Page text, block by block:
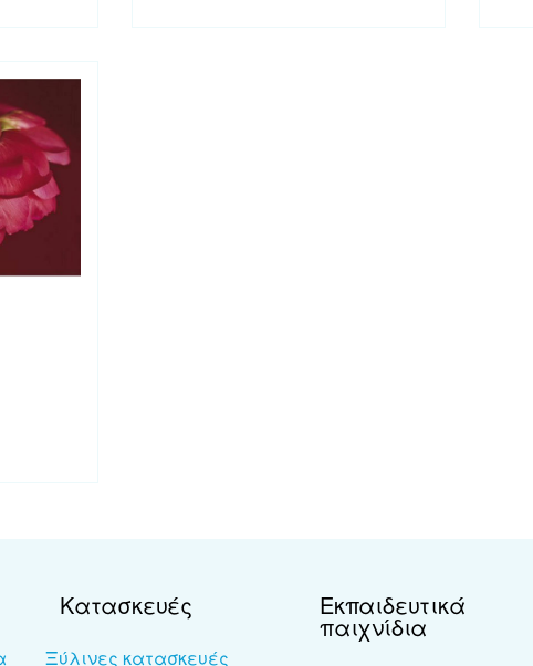
Κατασκευές
Ξύλινες κατασκευές
Εκπαιδευτικά
παιχνίδια